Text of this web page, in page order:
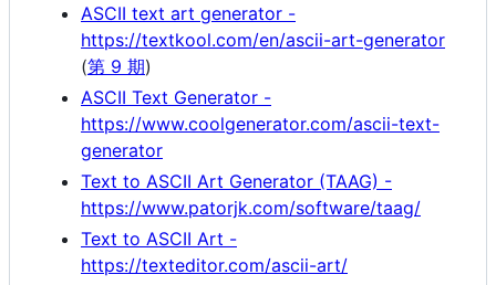
ASCII text art generator -
https://textkool.com/en/ascii-art-generator
(第 9 期)
ASCII Text Generator -
https://www.coolgenerator.com/ascii-text-
generator
Text to ASCII Art Generator (TAAG) -
https://www.patorjk.com/software/taag/
Text to ASCII Art -
https://texteditor.com/ascii-art/